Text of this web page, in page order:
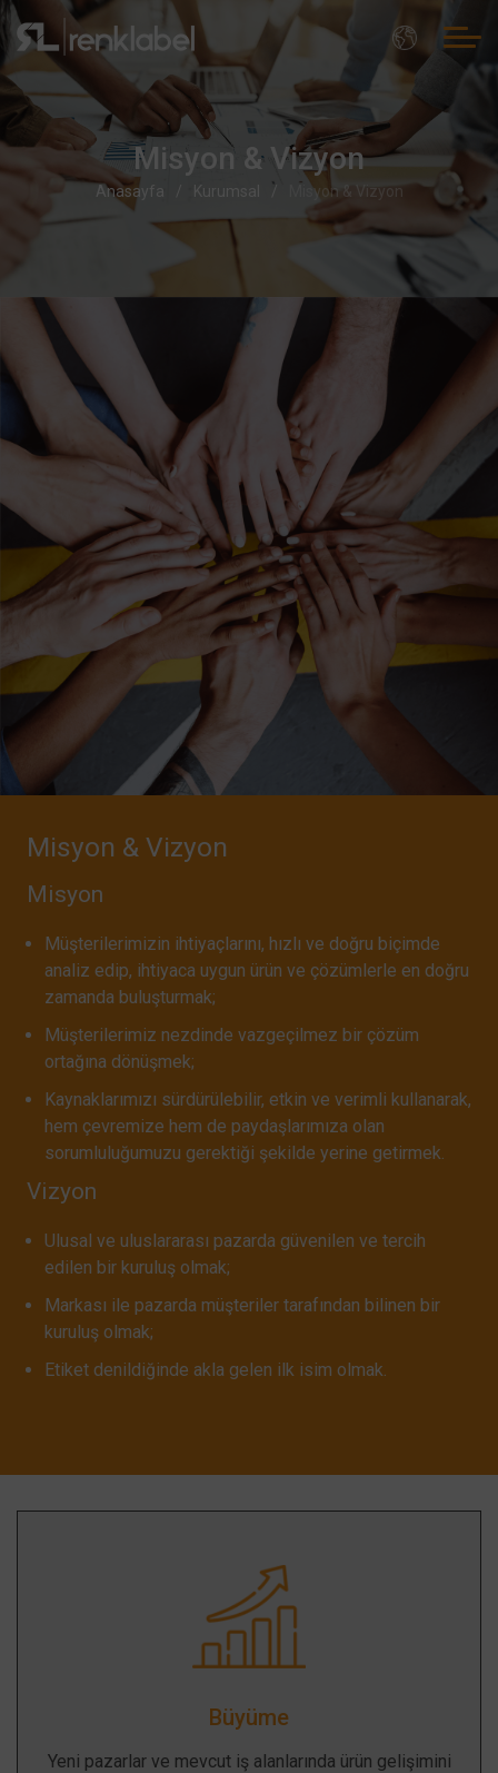
Misyon & Vizyon
Anasayfa Kurumsal Misyon & Vizyon
Misyon & Vizyon
Misyon
Müşterilerimizin ihtiyaçlarını, hızlı ve doğru biçimde
analiz edip, ihtiyaca uygun ürün ve çözümlerle en doğru
zamanda buluşturmak;
Müşterilerimiz nezdinde vazgeçilmez bir çözüm
ortağına dönüşmek;
Kaynaklarımızı sürdürülebilir, etkin ve verimli kullanarak,
hem çevremize hem de paydaşlarımıza olan
sorumluluğumuzu gerektiği şekilde yerine getirmek.
Vizyon
Ulusal ve uluslararası pazarda güvenilen ve tercih
edilen bir kuruluş olmak;
Markası ile pazarda müşteriler tarafından bilinen bir
kuruluş olmak;
Etiket denildiğinde akla gelen ilk isim olmak.
Büyüme
Yeni pazarlar ve mevcut iş alanlarında ürün gelişimini